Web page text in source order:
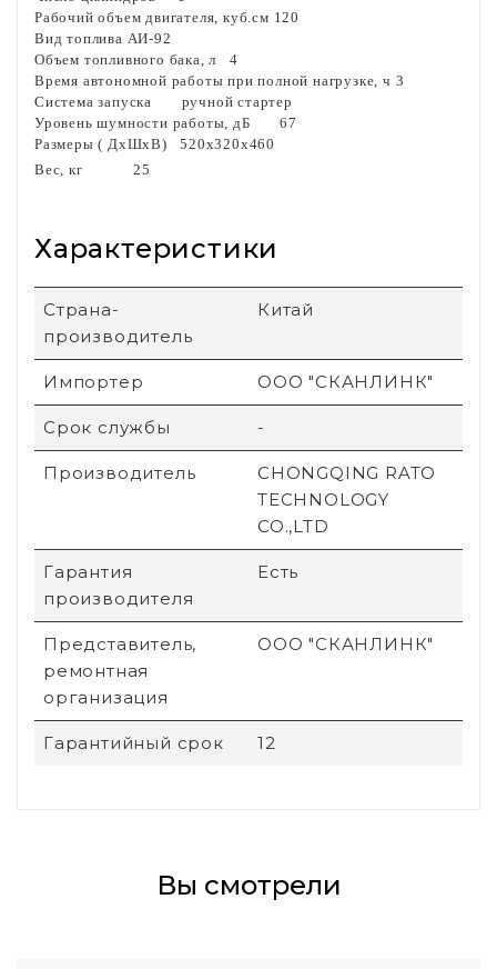
Рабочий объем двигателя, куб.см 120
Вид топлива АИ-92
Объем топливного бака, л
4
Время автономной работы при полной нагрузке, ч 3
Система запуска
ручной стартер
Уровень шумности работы, дБ
67
Размеры ( ДхШхВ)
520x320x460
Вес, кг
25
Характеристики
Страна-
производитель
Китай
Импортер ООО "СКАНЛИНК"
Срок службы -
Производитель
CHONGQING RATO
TECHNOLOGY
CO.,LTD
Гарантия
производителя
Есть
Представитель,
ремонтная
организация
ООО "СКАНЛИНК"
Гарантийный срок 12
Вы смотрели